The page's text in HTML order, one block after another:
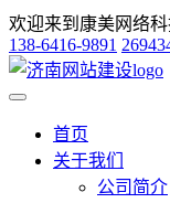
欢迎来到康美网络
138-6416-9891
首页
关于我们
公司简介